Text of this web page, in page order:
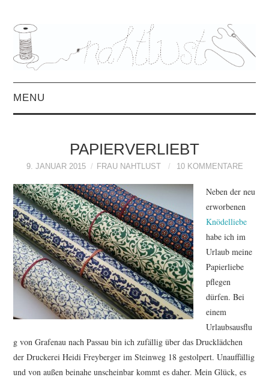
MENU
MITTWOCHSMIX &
INTERVIEWS
FREEBOOKS &
TUTORIALS
WORKSHOPS
PAPIERLIEBE AM
MONTAG
PAPIERVERLIEBT
9. JANUAR 2015 FRAU NAHTLUST 10 KOMMENTARE
Neben der neu
erworbenen
Knödelliebe
habe ich im
Urlaub meine
Papierliebe
pflegen
dürfen. Bei
einem
Urlaubsausflu
g von Grafenau nach Passau bin ich zufällig über das Drucklädchen
der Druckerei Heidi Freyberger im Steinweg 18 gestolpert. Unauffällig
und von außen beinahe unscheinbar kommt es daher. Mein Glück, es